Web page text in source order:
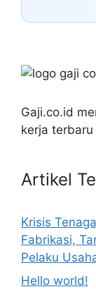
Gaji.co.id
kerja
Artikel
Krisis
Fabrikasi,
Pelaku
Hello world!